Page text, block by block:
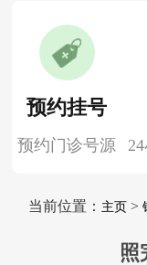
预约挂号
预约门诊号源
当前位置： 主页>
照